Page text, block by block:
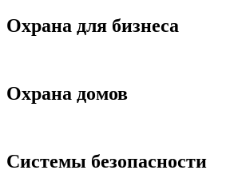
Охрана для бизнеса
Охрана домов
Системы безопасности